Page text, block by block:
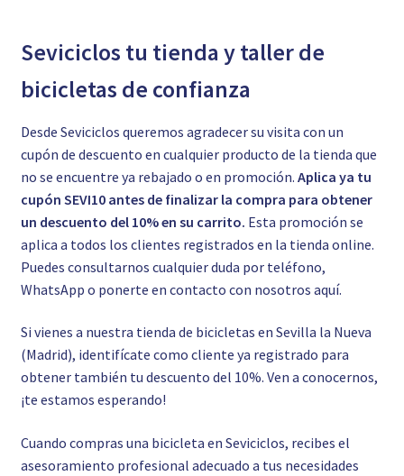
Seviciclos tu tienda y taller de
bicicletas de confianza
Desde Seviciclos queremos agradecer su visita con un
cupón de descuento en cualquier producto de la tienda que
no se encuentre ya rebajado o en promoción. Aplica ya tu
cupón SEVI10 antes de finalizar la compra para obtener
un descuento del 10% en su carrito. Esta promoción se
aplica a todos los clientes registrados en la tienda online.
Puedes consultarnos cualquier duda por teléfono,
WhatsApp o ponerte en contacto con nosotros aquí.
Si vienes a nuestra tienda de bicicletas en Sevilla la Nueva
(Madrid), identifícate como cliente ya registrado para
obtener también tu descuento del 10%. Ven a conocernos,
¡te estamos esperando!
Cuando compras una bicicleta en Seviciclos, recibes el
asesoramiento profesional adecuado a tus necesidades